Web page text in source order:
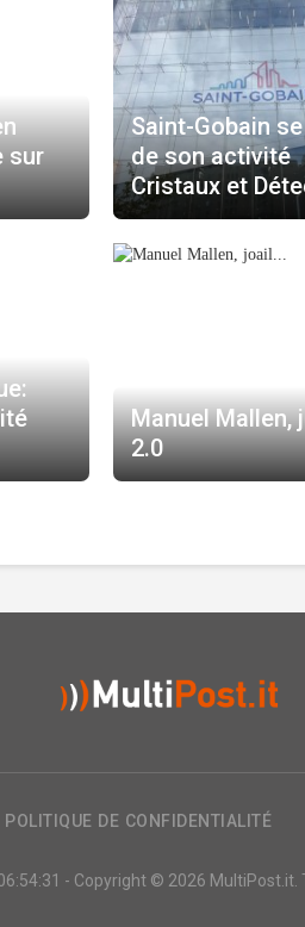
sur
Saint-Gobain
de son activité
Cristaux et
Manuel Mallen,
2.0
POLITIQUE DE CONFIDENTIALITÉ
- Copyright © 2026 MultiPost.it